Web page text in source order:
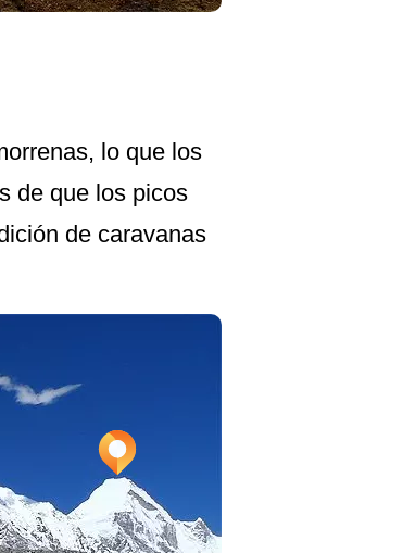
lo que los
de que los picos
de caravanas